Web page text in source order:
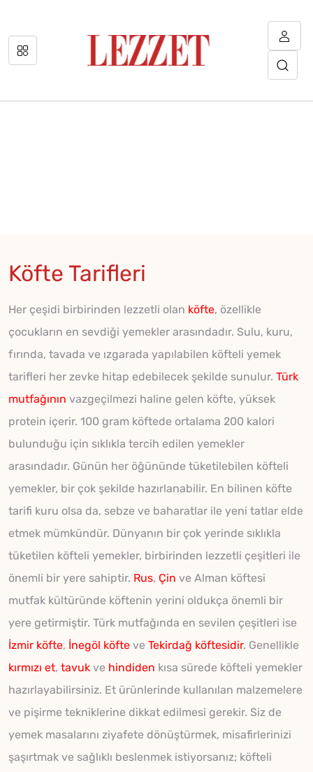
Köfte Tarifleri
Her çeşidi birbirinden lezzetli olan köfte, özellikle
çocukların en sevdiği yemekler arasındadır. Sulu, kuru,
fırında, tavada ve ızgarada yapılabilen köfteli yemek
tarifleri her zevke hitap edebilecek şekilde sunulur. Türk
mutfağının vazgeçilmezi haline gelen köfte, yüksek
protein içerir. 100 gram köftede ortalama 200 kalori
bulunduğu için sıklıkla tercih edilen yemekler
arasındadır. Günün her öğününde tüketilebilen köfteli
yemekler, bir çok şekilde hazırlanabilir. En bilinen köfte
tarifi kuru olsa da, sebze ve baharatlar ile yeni tatlar elde
etmek mümkündür. Dünyanın bir çok yerinde sıklıkla
tüketilen köfteli yemekler, birbirinden lezzetli çeşitleri ile
önemli bir yere sahiptir. Rus, Çin ve Alman köftesi
mutfak kültüründe köftenin yerini oldukça önemli bir
yere getirmiştir. Türk mutfağında en sevilen çeşitleri ise
İzmir köfte, İnegöl köfte ve Tekirdağ köftesidir. Genellikle
kırmızı et, tavuk ve hindiden kısa sürede köfteli yemekler
hazırlayabilirsiniz. Et ürünlerinde kullanılan malzemelere
ve pişirme tekniklerine dikkat edilmesi gerekir. Siz de
yemek masalarını ziyafete dönüştürmek, misafirlerinizi
şaşırtmak ve sağlıklı beslenmek istiyorsanız; köfteli